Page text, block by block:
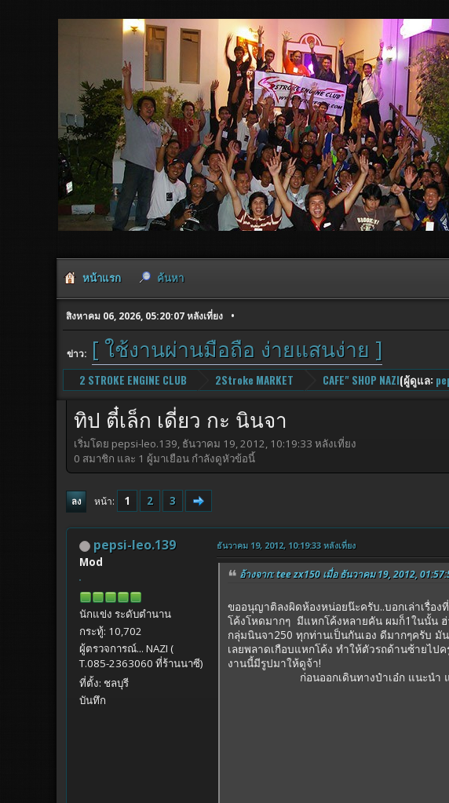
หน้าแรก ค้นหา
สิงหาคม 06, 2026, 05:20:07 หลังเที่ยง
ข่าว: [ ใช้งานผ่านมือถือ ง่ายแสนง่าย ]
2 STROKE ENGINE CLUB 2Stroke MARKET CAFE" SHOP NAZI(ผู้ดูแล:
ทิป ตี๋เล็ก เดี่ยว กะ นินจา
เริ่มโดย pepsi-leo.139, ธันวาคม 19, 2012, 10:19:33 หลังเที่ยง
0 สมาชิก และ 1 ผู้มาเยือน กำลังดูหัวข้อนี้
ลง หน้า 1 2 3
pepsi-leo.139
Mod
นักแข่ง ระดับตำนาน
กระทู้: 10,702
ผู้ตรวจการณ์... NAZI (
T.085-2363060 ที่ร้านนาซี)
ที่ตั้ง: ชลบุรี
บันทึก
ธันวาคม 19, 2012, 10:19:33 หลังเที่ยง
อ้างจาก: tee zx150 เมื่อ ธันวาคม 19, 2012,
ขออนุญาติลงผิดห้องหน่อยน๊ะครับ..บอกเล่าเรื่อ
โค้งโหดมากๆ มีแหกโค้งหลายคัน ผมก็1ในนั้น ฮ่
กลุ่มนินจา250 ทุกท่านเป็นกันเอง ดีมากๆครับ มั
เลยพลาดเกือบแหกโค้ง ทำให้ตัวรถด้านซ้ายไ
งานนี้มีรูปมาให้ดูจ้า!
ก่อนออกเดินทางป๋าเอ๋ก แนะนำ และ